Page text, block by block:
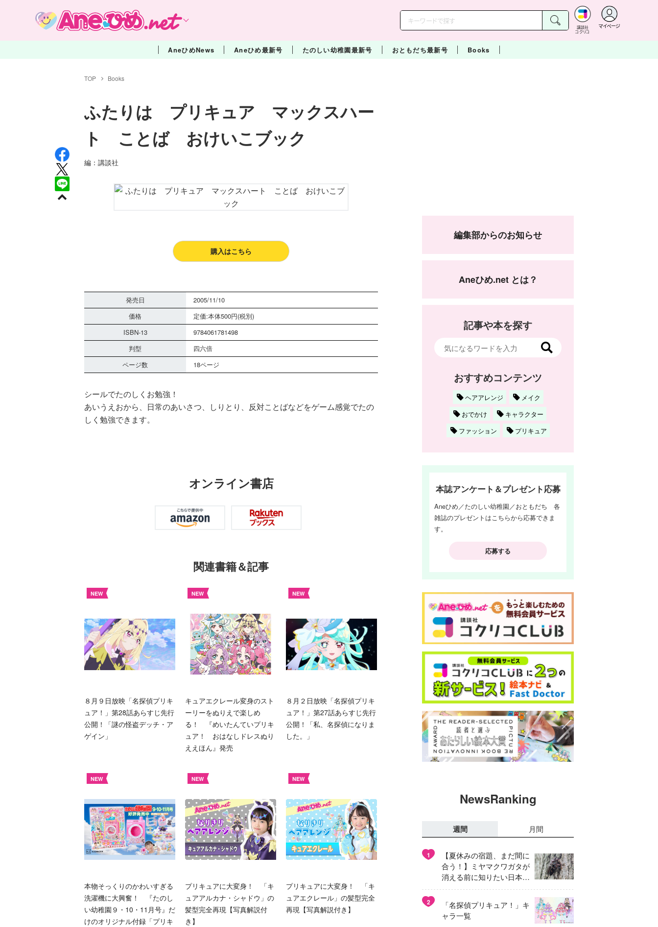
講談社
コクリコ
マイページ
AneひめNews Aneひめ最新号 たのしい幼稚園最新号 おともだち最新号 Books
TOP Books
ふたりは プリキュア マックスハー
ト ことば おけいこブック
編：講談社
購入はこちら
発売日
2005/11/10
価格
定価:本体500円(税別)
ISBN-13
9784061781498
判型
四六倍
ページ数
18ページ
シールでたのしくお勉強！
あいうえおから、日常のあいさつ、しりとり、反対ことばなどをゲーム感覚でたの
しく勉強できます。
オンライン書店
関連書籍＆記事
NEW
８月９日放映「名探偵プリキ
ュア！」第28話あらすじ先行
公開！「謎の怪盗デッチ・ア
ゲイン」
NEW
キュアエクレール変身のスト
ーリーをぬりえで楽しめ
る！ 『めいたんていプリキ
ュア！ おはなしドレスぬり
ええほん』発売
NEW
８月２日放映「名探偵プリキ
ュア！」第27話あらすじ先行
公開！「私、名探偵になりま
した。」
NEW
本物そっくりのかわいすぎる
洗濯機に大興奮！ 『たのし
い幼稚園９・10・11月号』だ
けのオリジナル付録「プリキ
NEW
プリキュアに大変身！ 「キ
ュアアルカナ・シャドウ」の
髪型完全再現【写真解説付
き】
NEW
プリキュアに大変身！ 「キ
ュアエクレール」の髪型完全
再現【写真解説付き】
編集部からのお知らせ
Aneひめ.net とは？
記事や本を探す
おすすめコンテンツ
ヘアアレンジ
メイク
おでかけ
キャラクター
ファッション
プリキュア
本誌アンケート＆プレゼント応募
Aneひめ／たのしい幼稚園／おともだち 各
雑誌のプレゼントはこちらから応募できま
す。
応募する
NewsRanking
週間 月間
1
【夏休みの宿題、まだ間に
合う！】ミヤマクワガタが
消える前に知りたい日本の
異変
2
「名探偵プリキュア！」キ
ャラ一覧